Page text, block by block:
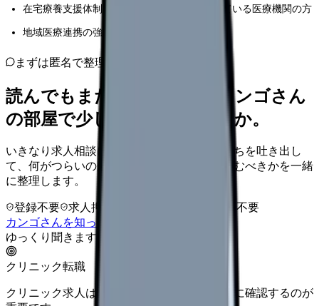
在宅療養支援体制の新規構築や改善を検討している医療機関の方
地域医療連携の強化を目指す医療専門職の方
まずは匿名で整理
読んでもまだ苦しいなら、カンゴさん
の部屋で少し話してみませんか。
いきなり求人相談には進みません。今の気持ちを吐き出し
て、何がつらいのか、辞めるべきか、少し休むべきかを一緒
に整理します。
登録不要 求人押し売りなし
病院名は入力不要
カンゴさんを知ってから相談する
ゆっくり聞きます
クリニック転職
クリニック求人は、勤務時間と人間関係を先に確認するのが